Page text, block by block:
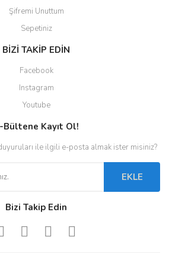
Şifremi Unuttum
Sepetiniz
BİZİ TAKİP EDİN
Facebook
Instagram
Youtube
Bültene Kayıt Ol!
ile ilgili e-posta almak ister misiniz?
EKLE
Bizi Takip Edin